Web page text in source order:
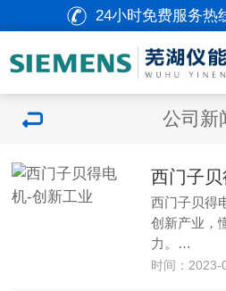
24小时免费服务热
公司新
西门子
西门子贝得
创新产业，
力。…
时间：2023-